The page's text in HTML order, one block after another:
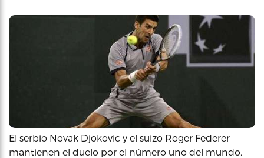
El serbio Novak Djokovic y el suizo Roger Federer
mantienen el duelo por el número uno del mundo,